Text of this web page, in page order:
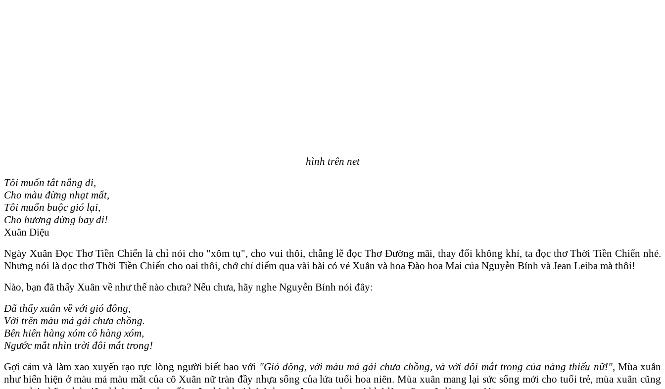
hình trên net
Tôi muốn tắt nắng đi,
Cho màu đừng nhạt mất,
Tôi muốn buộc gió lại,
Cho hương đừng bay đi!
Xuân Diệu
Ngày Xuân Đọc Thơ Tiền Chiến là chỉ nói cho "xôm tụ", cho vui thôi, chẳng lẽ đọc Thơ Đường mãi, thay đổi không khí, ta đọc thơ Thời Tiền Chiến nhé.
Nhưng nói là đọc thơ Thời Tiền Chiến cho oai thôi, chớ chỉ điểm qua vài bài có vẻ Xuân và hoa Đào hoa Mai của Nguyễn Bính và Jean Leiba mà thôi!
Nào, bạn đã thấy Xuân về như thế nào chưa? Nếu chưa, hãy nghe Nguyễn Bính nói đây:
Đã thấy xuân về với gió đông,
Với trên màu má gái chưa chồng.
Bên hiên hàng xóm cô hàng xóm,
Ngước mắt nhìn trời đôi mắt trong!
Gợi cảm và làm xao xuyến rạo rực lòng người biết bao với "Gió đông, với màu má gái chưa chồng, và với đôi mắt trong của nàng thiếu nữ!", Mùa xuân
như hiển hiện ở màu má màu mắt của cô Xuân nữ tràn đầy nhựa sống của lứa tuổi hoa niên. Mùa xuân mang lại sức sống mới cho tuổi trẻ, mùa xuân cũng